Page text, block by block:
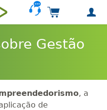
Carrinho de
Gestão
, a
de